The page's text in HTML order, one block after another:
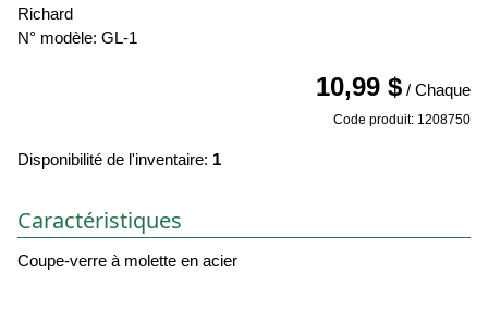
Richard
N° modèle: GL-1
10,99 $ / Chaque
Code produit: 1208750
Disponibilité de l'inventaire: 1
Caractéristiques
Coupe-verre à molette en acier